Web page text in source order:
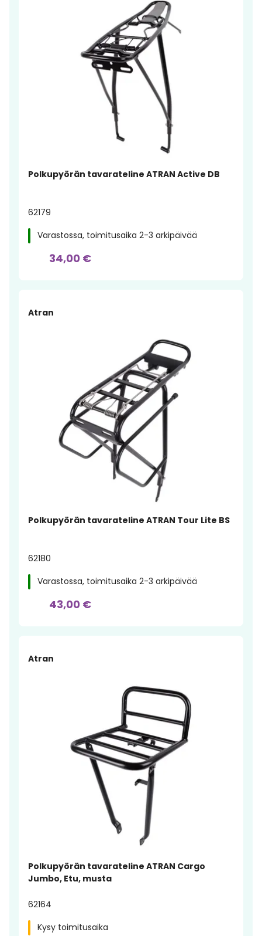
Polkupyörän tavarateline ATRAN Active DB
62179
Varastossa, toimitusaika 2-3 arkipäivää
34,00 €
Atran
Polkupyörän tavarateline ATRAN Tour Lite BS
62180
Varastossa, toimitusaika 2-3 arkipäivää
43,00 €
Atran
Polkupyörän tavarateline ATRAN Cargo
Jumbo, Etu, musta
62164
Kysy toimitusaika